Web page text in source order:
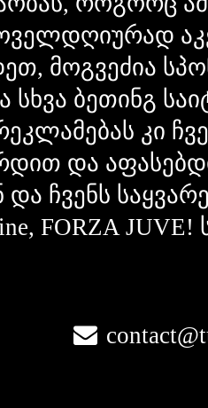
მოგვეძია
სხვა ბეთინგ
კი
და
და ჩვენს
FORZA